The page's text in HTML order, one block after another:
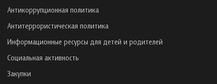
Антикоррупционная политика
Антитеррористическая политика
Информационные ресурсы для детей и родителей
Социальная активность
Закупки